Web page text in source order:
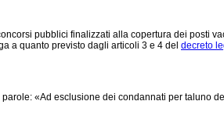
pubblici finalizzati alla copertura dei posti
a quanto previsto dagli articoli 3 e 4 del decreto
«Ad esclusione dei condannati per taluno